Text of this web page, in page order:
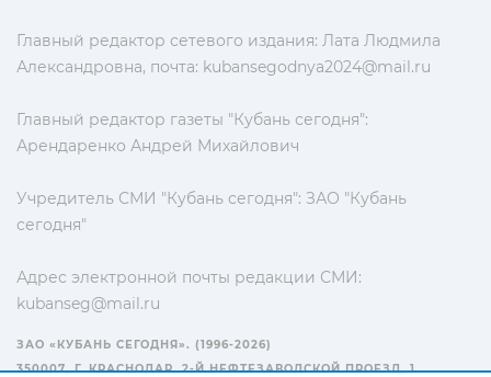
Главный редактор сетевого издания: Лата Людмила
Александровна, почта: kubansegodnya2024@mail.ru
Главный редактор газеты "Кубань сегодня":
Арендаренко Андрей Михайлович
Учредитель СМИ "Кубань сегодня": ЗАО "Кубань
сегодня"
Адрес электронной почты редакции СМИ:
kubanseg@mail.ru
ЗАО «КУБАНЬ СЕГОДНЯ». (1996-2026)
350007, Г. КРАСНОДАР, 2-Й НЕФТЕЗАВОДСКОЙ ПРОЕЗД, 1